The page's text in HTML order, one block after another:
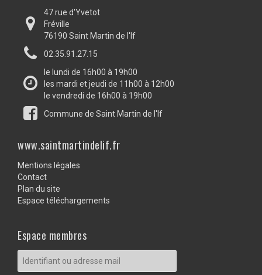
47 rue d'Yvetot
Fréville
76190 Saint Martin de l'If
02.35.91.27.15
le lundi de 16h00 à 19h00
les mardi et jeudi de 11h00 à 12h00
le vendredi de 16h00 à 19h00
Commune de Saint Martin de l'If
www.saintmartindelif.fr
Mentions légales
Contact
Plan du site
Espace téléchargements
Espace membres